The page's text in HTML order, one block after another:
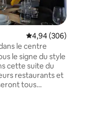
commentaires : 4,8 sur 5
Évaluation moyenne
4,94 (306)
le centre
le signe du style
cette suite du
restaurants et
tous